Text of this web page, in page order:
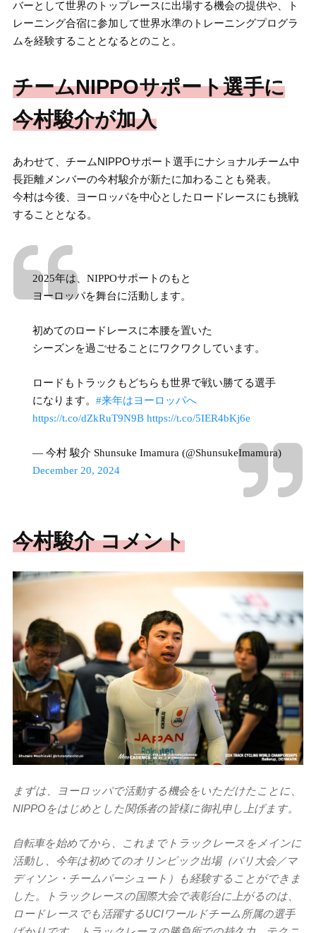
バーとして世界のトップレースに出場する機会の提供や、ト
レーニング合宿に参加して世界水準のトレーニングプログラ
ムを経験することとなるとのこと。
チームNIPPOサポート選手に
今村駿介が加入
あわせて、チームNIPPOサポート選手にナショナルチーム中
長距離メンバーの今村駿介が新たに加わることも発表。
今村は今後、ヨーロッパを中心としたロードレースにも挑戦
することとなる。
2025年は、NIPPOサポートのもと
ヨーロッパを舞台に活動します。
初めてのロードレースに本腰を置いた
シーズンを過ごせることにワクワクしています。
ロードもトラックもどちらも世界で戦い勝てる選手
になります。 #来年はヨーロッパへ
https://t.co/dZkRuT9N9B https://t.co/5IER4bKj6e
— 今村 駿介 Shunsuke Imamura (@ShunsukeImamura)
December 20, 2024
今村駿介 コメント
まずは、ヨーロッパで活動する機会をいただけたことに、
NIPPOをはじめとした関係者の皆様に御礼申し上げます。
自転車を始めてから、これまでトラックレースをメインに
活動し、今年は初めてのオリンピック出場（パリ大会／マ
ディソン・チームパーシュート）も経験することができま
した。トラックレースの国際大会で表彰台に上がるのは、
ロードレースでも活躍するUCIワールドチーム所属の選手